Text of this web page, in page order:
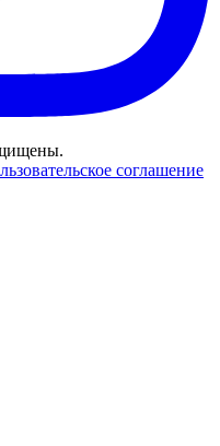
соглашение